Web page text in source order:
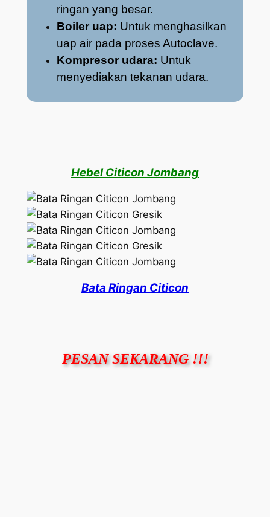
ringan yang besar.
Boiler uap: Untuk menghasilkan
uap air pada proses Autoclave.
Kompresor udara: Untuk
menyediakan tekanan udara.
Hebel Citicon Jombang
Bata Ringan Citicon
PESAN SEKARANG !!!